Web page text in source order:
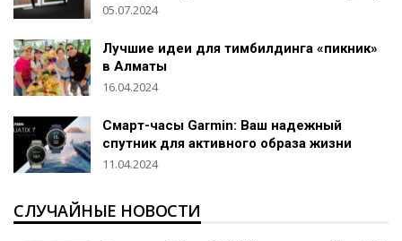
05.07.2024
Лучшие идеи для тимбилдинга «пикник»
в Алматы
16.04.2024
Смарт-часы Garmin: Ваш надежный
спутник для активного образа жизни
11.04.2024
СЛУЧАЙНЫЕ НОВОСТИ